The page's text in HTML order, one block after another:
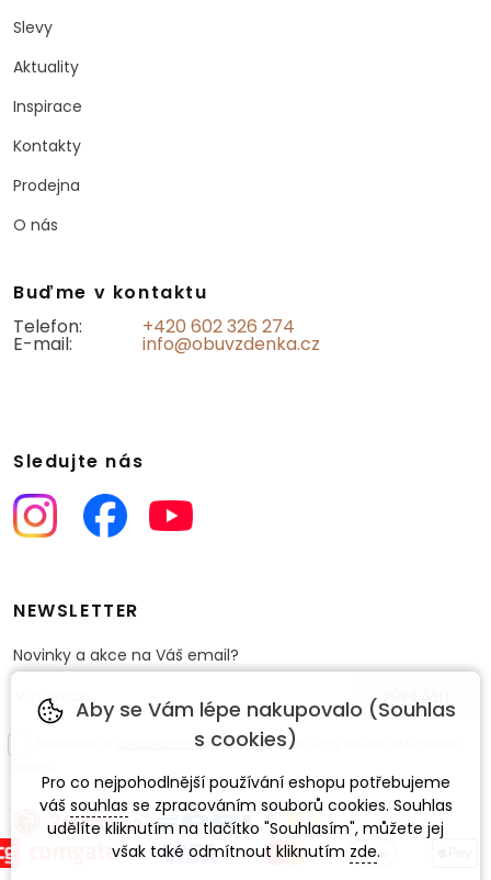
Slevy
Aktuality
Inspirace
Kontakty
Prodejna
O nás
Buďme v kontaktu
Telefon:
+420 602 326 274
E-mail: info@obuvzdenka.cz
Sledujte nás
NEWSLETTER
Novinky a akce na Váš email?
zpracováním osobních údajůpro účely zasílání obchodního
Aby se Vám lépe nakupovalo (Souhlas
s cookies)
Pro co nejpohodlnější používání eshopu potřebujeme
váš souhlas se zpracováním souborů cookies. Souhlas
udělíte kliknutím na tlačítko "Souhlasím", můžete jej
však také odmítnout kliknutím zde.